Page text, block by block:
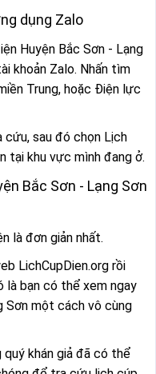
dụng Zalo
Huyện Bắc Sơn - Lạng
khoản Zalo. Nhấn tìm
Trung, hoặc Điện lực
cứu, sau đó chọn Lịch
tại khu vực mình đang ở.
Bắc Sơn - Lạng Sơn
là đơn giản nhất.
LichCupDien.org rồi
là bạn có thể xem ngay
Sơn một cách vô cùng
khán giả đã có thể